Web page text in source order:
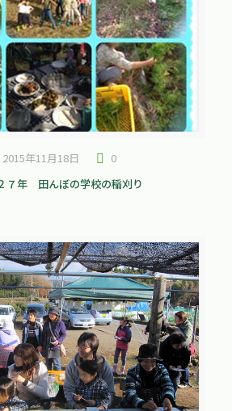
2015年11月18日
0
７年 田んぼの学校の稲刈り